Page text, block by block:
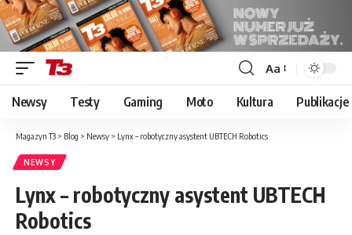
Font
Resizer
Aa
Newsy Testy Gaming Moto Kultura Publikacje
Magazyn T3 > Blog > Newsy > Lynx – robotyczny asystent UBTECH Robotics
NEWSY
Lynx – robotyczny asystent UBTECH
Robotics